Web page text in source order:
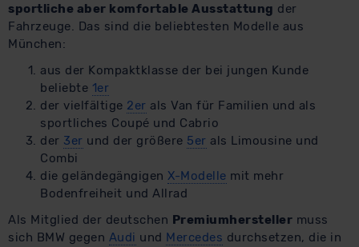
sportliche aber komfortable Ausstattung der
Fahrzeuge. Das sind die beliebtesten Modelle aus
München:
aus der Kompaktklasse der bei jungen Kunde
beliebte 1er
der vielfältige 2er als Van für Familien und als
sportliches Coupé und Cabrio
der 3er und der größere 5er als Limousine und
Combi
die geländegängigen X-Modelle mit mehr
Bodenfreiheit und Allrad
Als Mitglied der deutschen Premiumhersteller muss
sich BMW gegen Audi und Mercedes durchsetzen, die in